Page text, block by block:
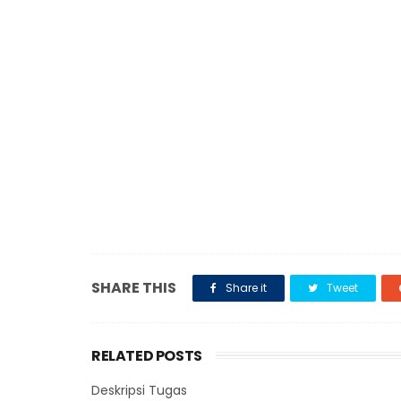
SHARE THIS Share it Tweet
RELATED POSTS
Deskripsi Tugas